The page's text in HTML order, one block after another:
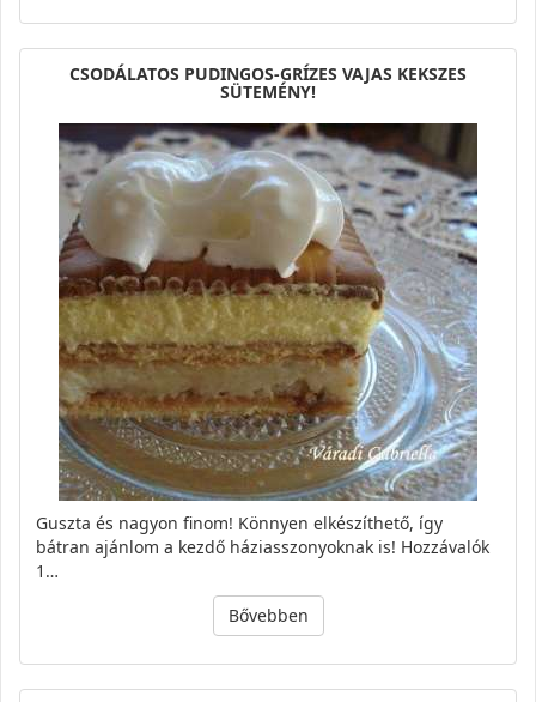
CSODÁLATOS PUDINGOS-GRÍZES VAJAS KEKSZES
SÜTEMÉNY!
Guszta és nagyon finom! Könnyen elkészíthető, így
bátran ajánlom a kezdő háziasszonyoknak is! Hozzávalók
1…
Bővebben